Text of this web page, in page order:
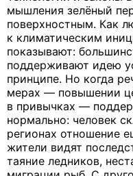
мышления зелёный
поверхностным. Как
к климатическим
показывают:
поддерживают идею
принципе. Но когда
мерах — повышении
в привычках —
нормально: человек
регионах отношение
жители видят
таяние ледников,